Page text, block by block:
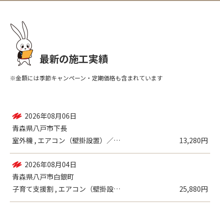
最新の施工実績
※金額には季節キャンペーン・定期価格も含まれています
2026年08月07日
青森県八戸市尻内町
子育て支援割 , 室外機 , エアコン（...
29,080円
2026年08月06日
青森県八戸市下長
室外機 , エアコン（壁掛設置）／一般
13,280円